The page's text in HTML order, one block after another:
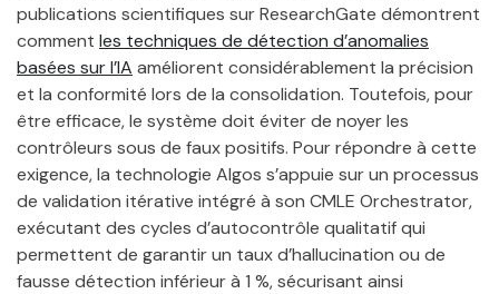
publications scientifiques sur ResearchGate démontrent
comment les techniques de détection d’anomalies
basées sur l’IA améliorent considérablement la précision
et la conformité lors de la consolidation. Toutefois, pour
être efficace, le système doit éviter de noyer les
contrôleurs sous de faux positifs. Pour répondre à cette
exigence, la technologie Algos s’appuie sur un processus
de validation itérative intégré à son CMLE Orchestrator,
exécutant des cycles d’autocontrôle qualitatif qui
permettent de garantir un taux d’hallucination ou de
fausse détection inférieur à 1 %, sécurisant ainsi